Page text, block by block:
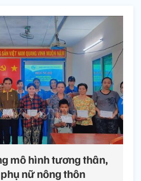
mô hình tương thân,
nữ nông thôn